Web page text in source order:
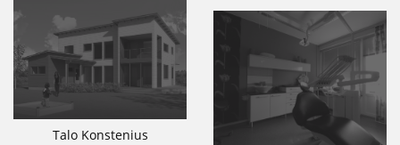
Talo Konstenius